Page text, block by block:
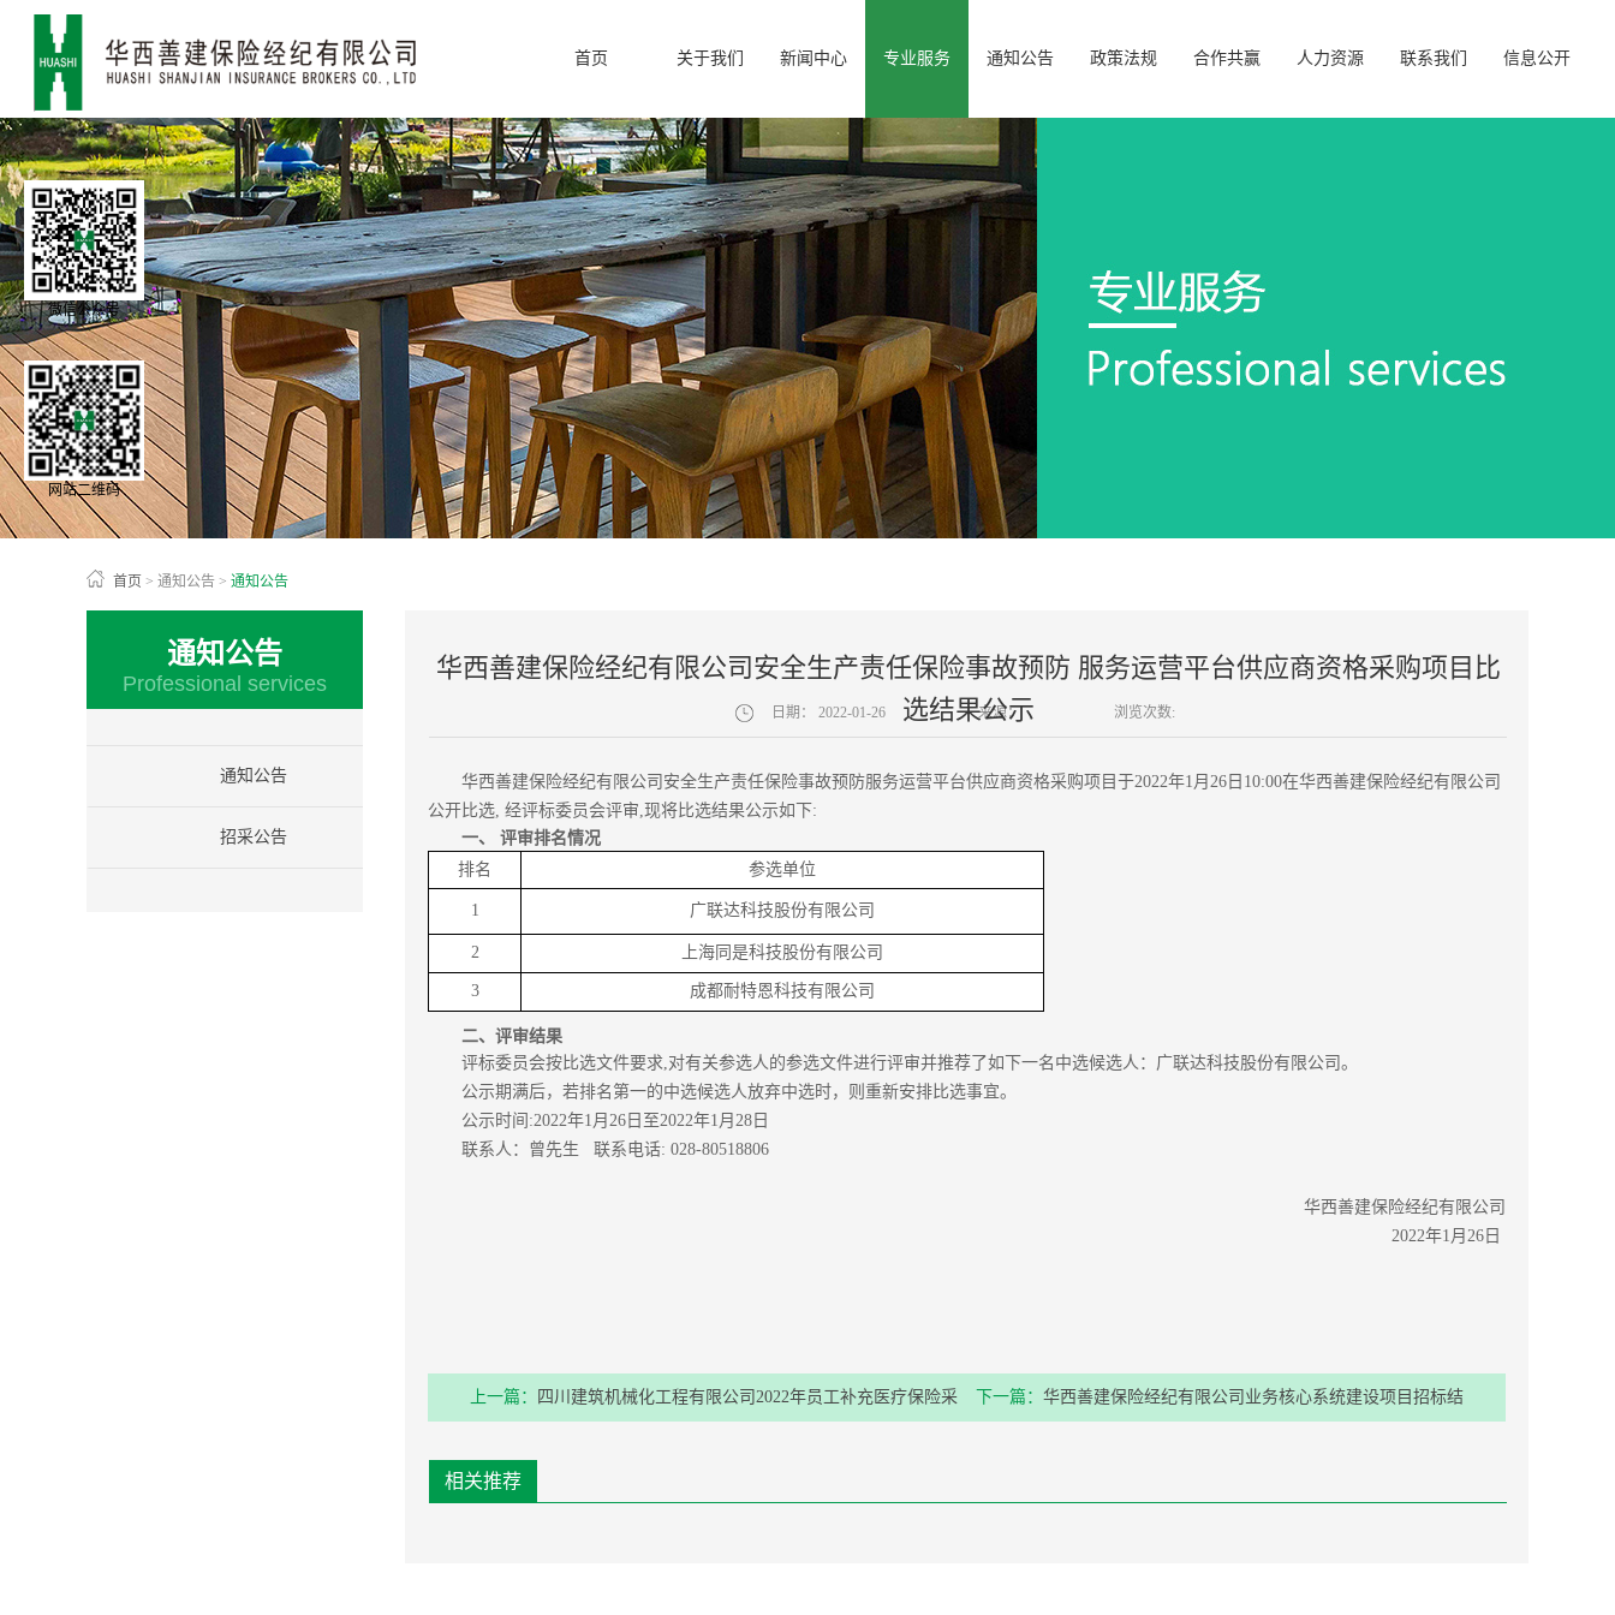
首页 关于我们 新闻中心 专业服务 通知公告 政策法规 合作共赢 人力资源 联系我们 信息公开
首页 > 通知公告 > 通知公告
通知公告
Professional services
通知公告
招采公告
华西善建保险经纪有限公司安全生产责任保险事故预防 服务运营平台供应商资格采购项目比
选结果公示
日期： 2022-01-26 来源： 浏览次数:
华西善建保险经纪有限公司安全生产责任保险事故预防服务运营平台供应商资格采购项目于2022年1月26日 10:00在华西善建保险经纪有限公司
公开比选, 经评标委员会评审,现将比选结果公示如下:
一、 评审排名情况
排名
参选单位
1 广联达科技股份有限公司
2 上海同是科技股份有限公司
3 成都耐特恩科技有限公司
二、评审结果
评标委员会按比选文件要求,对有关参选人的参选文件进行评审并推荐了如下一名中选候选人：广联达科技股份有限公司 。
公示期满后，若排名第一的中选候选人放弃中选时，则重新安排比选事宜。
公示时间:2022年1月26日至2022年1月28日
联系人：曾先生 联系电话: 028-80518806
华西善建保险经纪有限公司
2022年1月26日
上一篇： 四川建筑机械化工程有限公司2022年员工补充医疗保险采 下一篇： 华西善建保险经纪有限公司业务核心系统建设项目招标结
相关推荐
网站二维码
微信公众号